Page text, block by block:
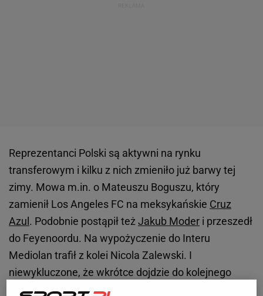
Reprezentanci Polski są aktywni na rynku
transferowym i kilku z nich zmieniło już barwy tej
zimy. Mowa m.in. o Mateuszu Boguszu, który
zamienił Los Angeles FC na meksykańskie Cruz
Azul. Podobnie postąpił też Jakub Moder i przeszedł
do Feyenoordu. Na wypożyczenie do Interu
Mediolan trafił z kolei Nicola Zalewski. I
niewykluczone, że wkrótce dojdzie do kolejnego
transferu. Jego bohaterem może zostać